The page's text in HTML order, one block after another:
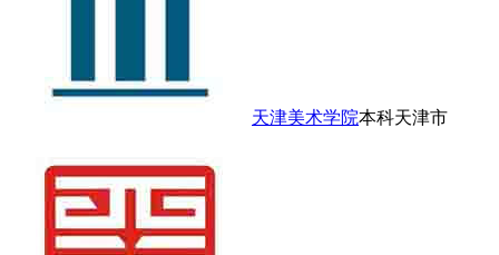
天津美术学院本科天津市